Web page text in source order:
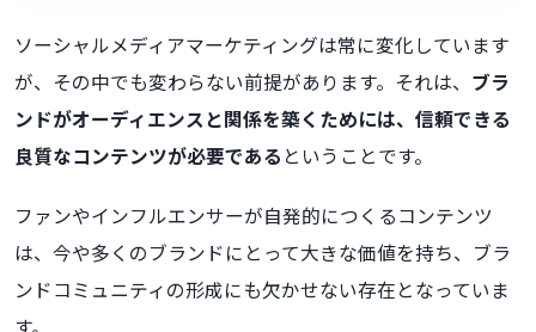
ソーシャルメディアマーケティングは常に変化しています
が、その中でも変わらない前提があります。それは、 ブラ
ンドがオーディエンスと関係を築くためには、信頼できる
良質なコンテンツが必要である ということです。
ファンやインフルエンサーが自発的につくるコンテンツ
は、今や多くのブランドにとって大きな価値を持ち、ブラ
ンドコミュニティの形成にも欠かせない存在となっていま
す。